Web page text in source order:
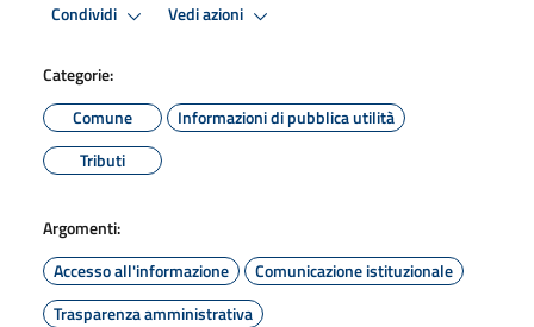
Condividi Vedi azioni
Categorie:
Comune
Informazioni di pubblica utilità
Tributi
Argomenti:
Accesso all'informazione
Comunicazione istituzionale
Trasparenza amministrativa